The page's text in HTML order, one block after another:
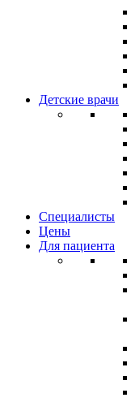
Детские врачи
Специалисты
Цены
Для пациента